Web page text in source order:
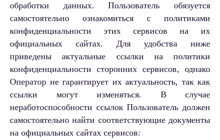
обработки данных. Пользователь обязуется
самостоятельно ознакомиться с политиками
конфиденциальности этих сервисов на их
официальных сайтах. Для удобства ниже
приведены актуальные ссылки на политики
конфиденциальности сторонних сервисов, однако
Оператор не гарантирует их актуальность, так как
ссылки могут изменяться. В случае
неработоспособности ссылок Пользователь должен
самостоятельно найти соответствующие документы
на официальных сайтах сервисов: